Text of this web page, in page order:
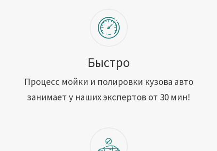
Быстро
Процесс мойки и полировки кузова авто
занимает у наших экспертов от 30 мин!